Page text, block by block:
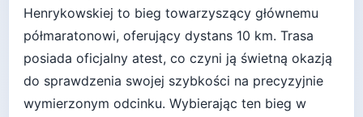
Henrykowskiej to bieg towarzyszący głównemu
półmaratonowi, oferujący dystans 10 km. Trasa
posiada oficjalny atest, co czyni ją świetną okazją
do sprawdzenia swojej szybkości na precyzyjnie
wymierzonym odcinku. Wybierając ten bieg w